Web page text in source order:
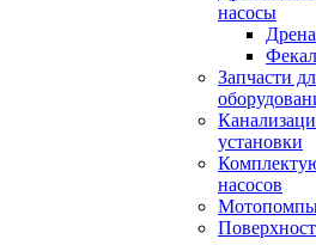
насосы
Запчасти
установки
насосов